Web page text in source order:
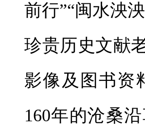
前行”“闽水泱
珍贵历史文献
影像及图书资
160年的沧桑